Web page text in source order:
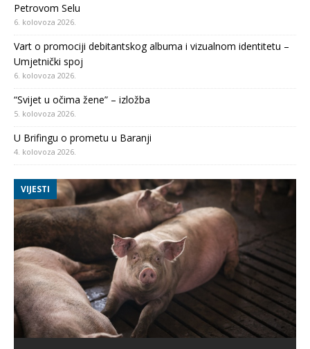
Petrovom Selu
6. kolovoza 2026.
Vart o promociji debitantskog albuma i vizualnom identitetu –
Umjetnički spoj
6. kolovoza 2026.
“Svijet u očima žene” – izložba
5. kolovoza 2026.
U Brifingu o prometu u Baranji
4. kolovoza 2026.
VIJESTI